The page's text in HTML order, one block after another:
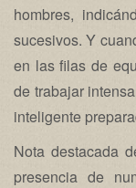
hombres,
sucesivos. Y
en las filas de
de trabajar
inteligente
Nota destacada
presencia de